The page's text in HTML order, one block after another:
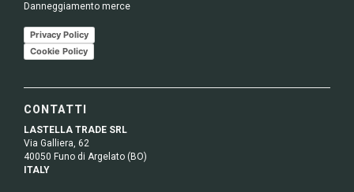
Danneggiamento merce
Privacy Policy
Cookie Policy
CONTATTI
LASTELLA TRADE SRL
Via Galliera, 62
40050 Funo di Argelato (BO)
ITALY